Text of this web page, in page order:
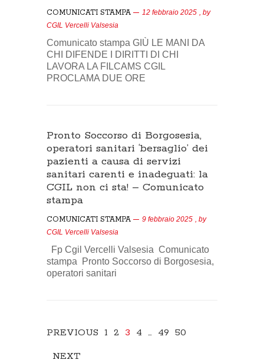
COMUNICATI STAMPA 12 febbraio 2025 , by
CGIL Vercelli Valsesia
Comunicato stampa GIÙ LE MANI DA
CHI DIFENDE I DIRITTI DI CHI
LAVORA LA FILCAMS CGIL
PROCLAMA DUE ORE
Pronto Soccorso di Borgosesia,
operatori sanitari ‘bersaglio’ dei
pazienti a causa di servizi
sanitari carenti e inadeguati: la
CGIL non ci sta! – Comunicato
stampa
COMUNICATI STAMPA 9 febbraio 2025 , by
CGIL Vercelli Valsesia
Fp Cgil Vercelli Valsesia Comunicato
stampa Pronto Soccorso di Borgosesia,
operatori sanitari
PREVIOUS 1 2 3 4 … 49 50
NEXT